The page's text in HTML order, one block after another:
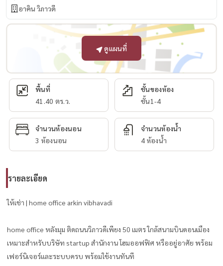
อาคิน วิภาวดี
ดูแผนที่
พื้นที่
41.40 ตร.ว.
ชั้นของห้อง
ชั้น1-4
จำนวนห้องนอน
3 ห้องนอน
จำนวนห้องน้ำ
4 ห้องน้ำ
รายละเอียด
ให้เช่า | home office arkin vibhavadi
home office หลังมุม ติดถนนวิภาวดีเพียง 50 เมตร ใกล้สนามบินดอนเมือง
เหมาะสำหรับบริษัท startup สำนักงาน โฮมออฟฟิศ หรืออยู่อาศัย พร้อม
เฟอร์นิเจอร์และระบบครบ พร้อมใช้งานทันที